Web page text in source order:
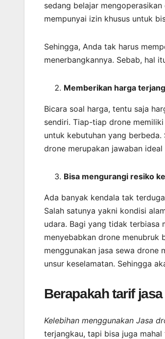
sedang belajar
mempunyai izin khusus untuk
Sehingga, Anda tak harus
menerbangkannya. Sebab, hal
Memberikan harga
Bicara soal harga, tentu saja
sendiri. Tiap-tiap drone
untuk kebutuhan yang
drone merupakan jawaban
Bisa mengurangi resiko
Ada banyak kendala tak
Salah satunya yakni kondisi
udara. Bagi yang tidak terbiasa
menyebabkan drone menubruk
menggunakan jasa sewa drone
unsur keselamatan. Sehingga
Berapakah tarif
Kelebihan menggunakan Jasa
terjangkau, tapi bisa juga